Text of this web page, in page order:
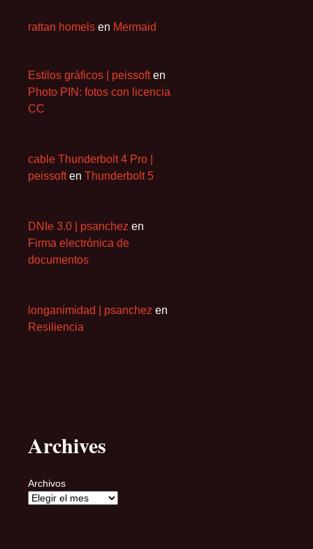
rattan homels en Mermaid
Estilos gráficos | peissoften
Photo PIN: fotos con licencia
CC
cable Thunderbolt 4 Pro |
peissoften Thunderbolt 5
DNIe 3.0 | psanchez en
Firma electrónica de
documentos
longanimidad | psanchez en
Resiliencia
Archives
Archivos